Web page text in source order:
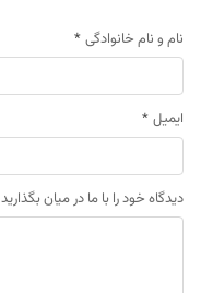
نام و نام خانوادگی *
ایمیل *
دیدگاه خود را با ما در میان بگذارید